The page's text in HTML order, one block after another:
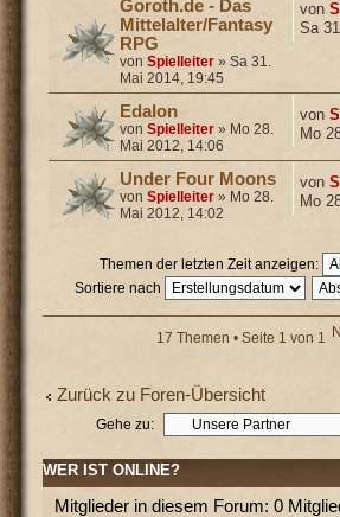
Goroth.de - Das
Mittelalter/Fantasy
RPG
vonSpielleiter » Sa 31.
Mai 2014, 19:45
von
Sa
Edalon
vonSpielleiter » Mo 28.
Mai 2012, 14:06
von
Mo
Under Four Moons
vonSpielleiter » Mo 28.
Mai 2012, 14:02
von
Mo
Themen der letzten Zeit anzeigen:
Sortiere nach
17 Themen • Seite 1 von 1
Zurück zu Foren-Übersicht
Gehe zu:
WER IST ONLINE?
Mitglieder in diesem Forum: 0